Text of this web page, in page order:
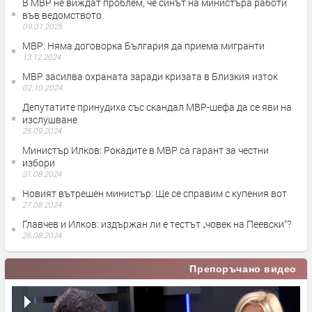
В МВР не виждат проблем, че синът на министъра работи
във ведомството
09.01.2025
МВР: Няма договорка България да приема мигранти
13.12.2024
МВР засилва охраната заради кризата в Близкия изток
02.10.2024
Депутатите принудиха със скандал МВР-шефа да се яви на
изслушване
25.09.2024
Министър Илков: Рокадите в МВР са гарант за честни
избори
31.08.2024
Новият вътрешен министър: Ще се справим с купения вот
27.08.2024
Главчев и Илков: издържан ли е тестът „човек на Пеевски“?
26.08.2024
Препоръчано видео